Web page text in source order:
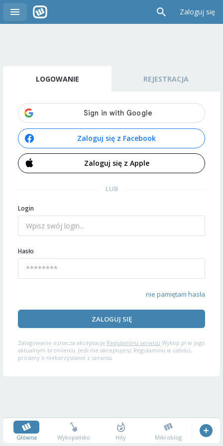
Zaloguj się
LOGOWANIE REJESTRACJA
Zaloguj się z Facebook
Zaloguj się z Apple
LUB
Login
Hasło
nie pamiętam hasła
ZALOGUJ SIĘ
Zalogowanie oznacza akceptację Regulaminu serwisu Wykop.pl w jego
aktualnym brzmieniu. Jeśli nie akceptujesz Regulaminu w całości,
prosimy o niekorzystanie z serwisu.
Główna Wykopalisko Hity Mikroblog